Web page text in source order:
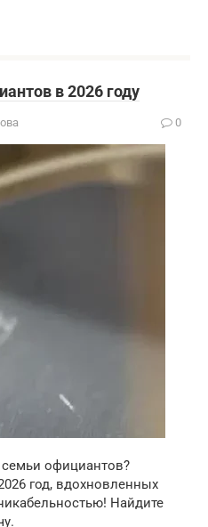
в 2026 году
0
официантов?
год, вдохновленных
Найдите